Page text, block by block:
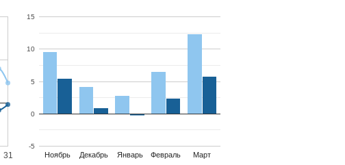
31 Ноябрь Декабрь Январь Февраль Март
-5
0
5
10
15